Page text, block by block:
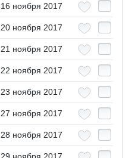
16 ноября 2017
20 ноября 2017
21 ноября 2017
22 ноября 2017
23 ноября 2017
27 ноября 2017
28 ноября 2017